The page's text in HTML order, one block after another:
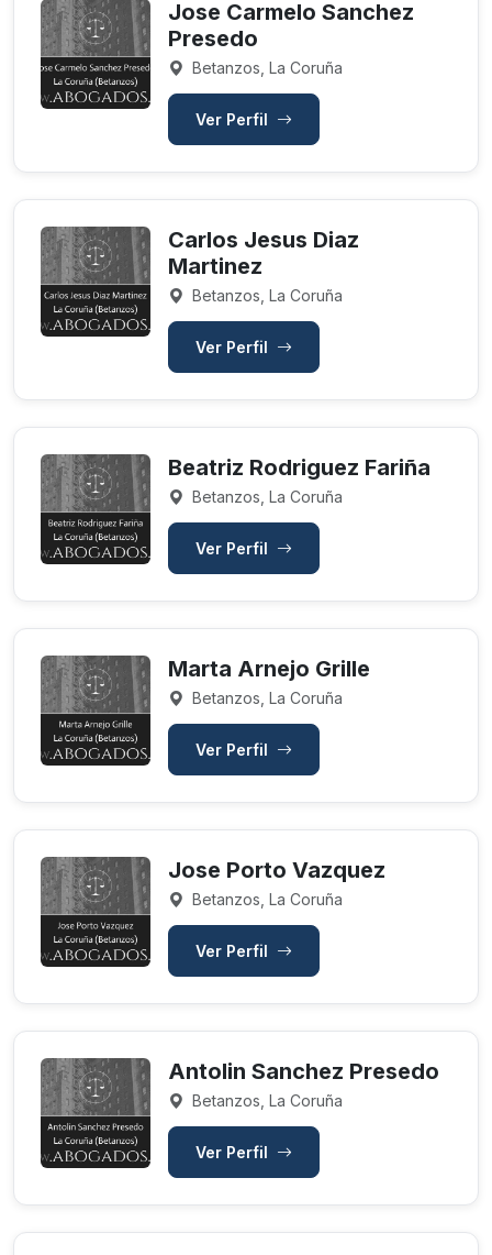
Jose Carmelo Sanchez
Presedo
Betanzos, La Coruña
Ver Perfil
Carlos Jesus Diaz
Martinez
Betanzos, La Coruña
Ver Perfil
Beatriz Rodriguez Fariña
Betanzos, La Coruña
Ver Perfil
Marta Arnejo Grille
Betanzos, La Coruña
Ver Perfil
Jose Porto Vazquez
Betanzos, La Coruña
Ver Perfil
Antolin Sanchez Presedo
Betanzos, La Coruña
Ver Perfil